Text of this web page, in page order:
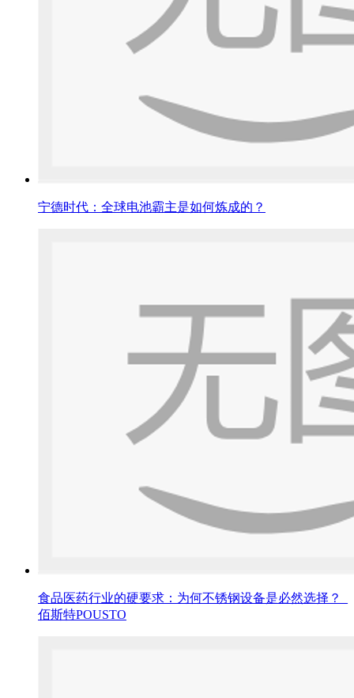
宁德时代：全球电池霸主是如何炼成的？
食品医药行业的硬要求：为何不锈钢设备是必然选择？_
佰斯特POUSTO